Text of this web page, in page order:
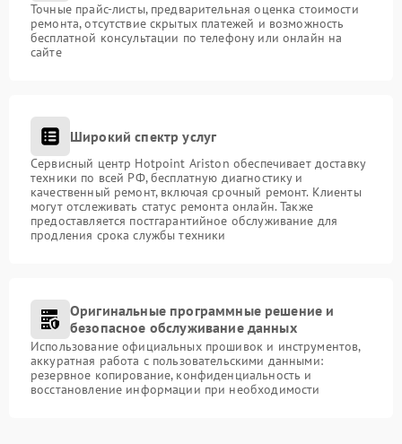
Точные прайс-листы, предварительная оценка стоимости
ремонта, отсутствие скрытых платежей и возможность
бесплатной консультации по телефону или онлайн на
сайте
Широкий спектр услуг
Сервисный центр Hotpoint Ariston обеспечивает доставку
техники по всей РФ, бесплатную диагностику и
качественный ремонт, включая срочный ремонт. Клиенты
могут отслеживать статус ремонта онлайн. Также
предоставляется постгарантийное обслуживание для
продления срока службы техники
Оригинальные программные решение и
безопасное обслуживание данных
Использование официальных прошивок и инструментов,
аккуратная работа с пользовательскими данными:
резервное копирование, конфиденциальность и
восстановление информации при необходимости